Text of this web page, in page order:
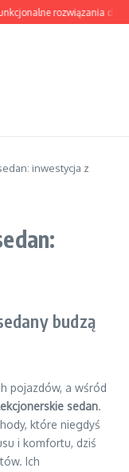
rozwiązania do
inwestycja z
budzą
pojazdów, a wśród
sedan.
które niegdyś
i komfortu, dziś
Ich